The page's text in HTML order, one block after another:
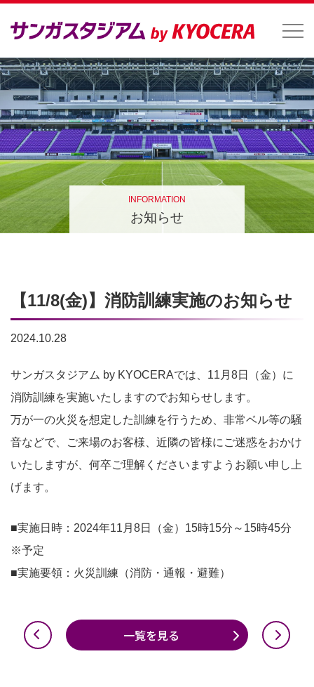
INFORMATION
お知らせ
【11/8(金)】消防訓練実施のお知らせ
2024.10.28
サンガスタジアム by KYOCERAでは、11月8日（金）に
消防訓練を実施いたしますのでお知らせします。
万が一の火災を想定した訓練を行うため、非常ベル等の騒
音などで、ご来場のお客様、近隣の皆様にご迷惑をおかけ
いたしますが、何卒ご理解くださいますようお願い申し上
げます。
■実施日時：2024年11月8日（金）15時15分～15時45分
※予定
■実施要領：火災訓練（消防・通報・避難）
一覧を見る